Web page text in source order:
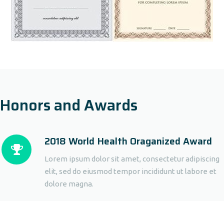
Honors and Awards
2018 World Health Oraganized Award
Lorem ipsum dolor sit amet, consectetur adipiscing
elit, sed do eiusmod tempor incididunt ut labore et
dolore magna.